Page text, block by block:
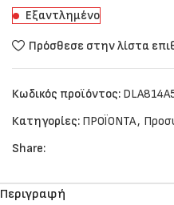
Εξαντλημένο
Πρόσθεσε στην λίστα
Κωδικός προϊόντος:
Κατηγορίες: ΠΡΟΪΟΝΤΑ,
Share:
Περιγραφή